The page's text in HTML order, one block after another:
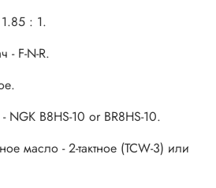
: 1.
- F-N-R.
NGK B8HS-10 or BR8HS-10.
масло - 2-тактное (TCW-3) или